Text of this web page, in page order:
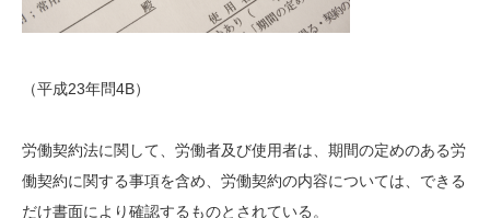
（平成23年問4B）
労働契約法に関して、労働者及び使用者は、期間の定めのある労
働契約に関する事項を含め、労働契約の内容については、できる
だけ書面により確認するものとされている。